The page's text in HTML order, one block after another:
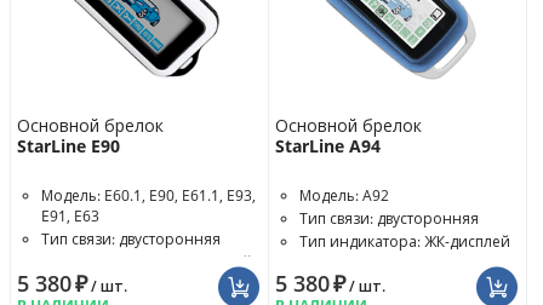
Основной брелок
StarLine E90
Модель: E60.1, E90, E61.1, E93,
E91, E63
Тип связи: двусторонняя
Тип индикатора: ЖК-дисплей
5 380₽/ шт.
Основной брелок
StarLine A94
Модель: A92
Тип связи: двусторонняя
Тип индикатора: ЖК-дисплей
5 380₽/ шт.